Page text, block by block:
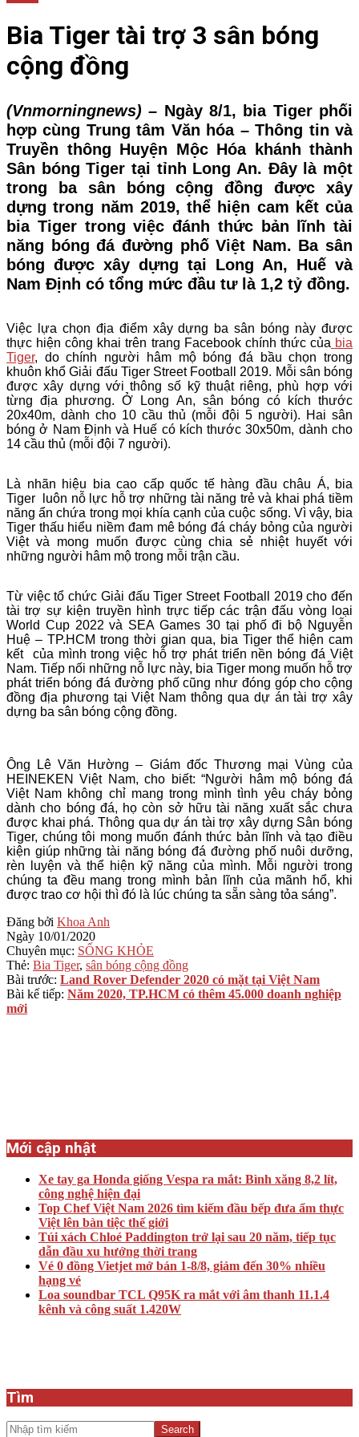
Bia Tiger tài trợ 3 sân bóng
cộng đồng
(Vnmorningnews) – Ngày 8/1, bia Tiger phối
hợp cùng Trung tâm Văn hóa – Thông tin và
Truyền thông Huyện Mộc Hóa khánh thành
Sân bóng Tiger tại tỉnh Long An. Đây là một
trong ba sân bóng cộng đồng được xây
dựng trong năm 2019, thể hiện cam kết của
bia Tiger trong việc đánh thức bản lĩnh tài
năng bóng đá đường phố Việt Nam. Ba sân
bóng được xây dựng tại Long An, Huế và
Nam Định có tổng mức đầu tư là 1,2 tỷ đồng.
Việc lựa chọn địa điểm xây dựng ba sân bóng này được
thực hiện công khai trên trang Facebook chính thức của bia
Tiger, do chính người hâm mộ bóng đá bầu chọn trong
khuôn khổ Giải đấu Tiger Street Football 2019. Mỗi sân bóng
được xây dựng với thông số kỹ thuật riêng, phù hợp với
từng địa phương. Ở Long An, sân bóng có kích thước
20x40m, dành cho 10 cầu thủ (mỗi đội 5 người). Hai sân
bóng ở Nam Định và Huế có kích thước 30x50m, dành cho
14 cầu thủ (mỗi đội 7 người).
Là nhãn hiệu bia cao cấp quốc tế hàng đầu châu Á, bia
Tiger luôn nỗ lực hỗ trợ những tài năng trẻ và khai phá tiềm
năng ẩn chứa trong mọi khía cạnh của cuộc sống. Vì vậy, bia
Tiger thấu hiểu niềm đam mê bóng đá cháy bỏng của người
Việt và mong muốn được cùng chia sẻ nhiệt huyết với
những người hâm mộ trong mỗi trận cầu.
Từ việc tổ chức Giải đấu Tiger Street Football 2019 cho đến
tài trợ sự kiện truyền hình trực tiếp các trận đấu vòng loại
World Cup 2022 và SEA Games 30 tại phố đi bộ Nguyễn
Huệ – TP.HCM trong thời gian qua, bia Tiger thể hiện cam
kết của mình trong việc hỗ trợ phát triển nền bóng đá Việt
Nam. Tiếp nối những nỗ lực này, bia Tiger mong muốn hỗ trợ
phát triển bóng đá đường phố cũng như đóng góp cho cộng
đồng địa phương tại Việt Nam thông qua dự án tài trợ xây
dựng ba sân bóng cộng đồng.
Ông Lê Văn Hường – Giám đốc Thương mại Vùng của
HEINEKEN Việt Nam, cho biết: “Người hâm mộ bóng đá
Việt Nam không chỉ mang trong mình tình yêu cháy bỏng
dành cho bóng đá, họ còn sở hữu tài năng xuất sắc chưa
được khai phá. Thông qua dự án tài trợ xây dựng Sân bóng
Tiger, chúng tôi mong muốn đánh thức bản lĩnh và tạo điều
kiện giúp những tài năng bóng đá đường phố nuôi dưỡng,
rèn luyện và thể hiện kỹ năng của mình. Mỗi người trong
chúng ta đều mang trong mình bản lĩnh của mãnh hổ, khi
được trao cơ hội thì đó là lúc chúng ta sẵn sàng tỏa sáng”.
2020-
01-
10
Đăng bởi Khoa Anh
Ngày 10/01/2020
Chuyên mục: SỐNG KHỎE
Thẻ: Bia Tiger, sân bóng cộng đồng
Bài trước: Land Rover Defender 2020 có mặt tại Việt Nam
Bài kế tiếp: Năm 2020, TP.HCM có thêm 45.000 doanh nghiệp
mới
Mới cập nhật
Xe tay ga Honda giống Vespa ra mắt: Bình xăng 8,2 lít,
công nghệ hiện đại
Top Chef Việt Nam 2026 tìm kiếm đầu bếp đưa ẩm thực
Việt lên bàn tiệc thế giới
Túi xách Chloé Paddington trở lại sau 20 năm, tiếp tục
dẫn đầu xu hướng thời trang
Vé 0 đồng Vietjet mở bán 1-8/8, giảm đến 30% nhiều
hạng vé
Loa soundbar TCL Q95K ra mắt với âm thanh 11.1.4
kênh và công suất 1.420W
Tìm
Search